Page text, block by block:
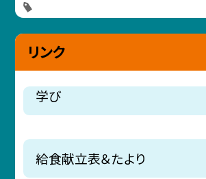
リンク
学び
給食献立表＆たより